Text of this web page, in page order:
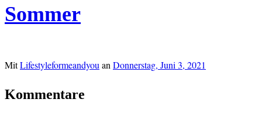
Sommer
MitLifestyleformeandyou an Donnerstag, Juni 3, 2021
Kommentare